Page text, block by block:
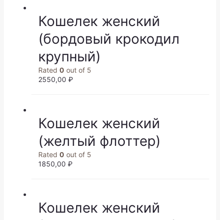
Кошелек женский
(бордовый крокодил
крупный)
Rated 0 out of 5
2550,00 ₽
Кошелек женский
(желтый флоттер)
Rated 0 out of 5
1850,00 ₽
Кошелек женский